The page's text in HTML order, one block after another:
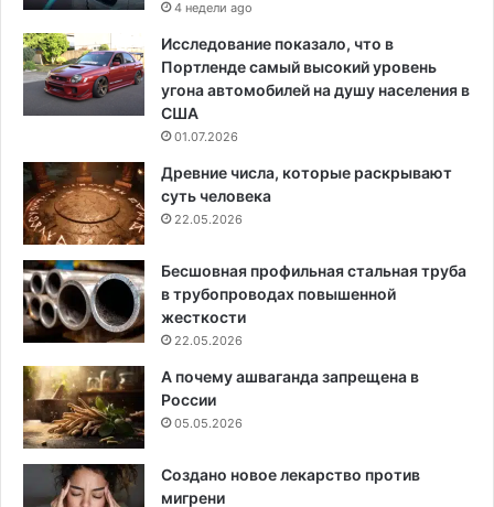
4 недели ago
Исследование показало, что в
Портленде самый высокий уровень
угона автомобилей на душу населения в
США
01.07.2026
Древние числа, которые раскрывают
суть человека
22.05.2026
Бесшовная профильная стальная труба
в трубопроводах повышенной
жесткости
22.05.2026
А почему ашваганда запрещена в
России
05.05.2026
Создано новое лекарство против
мигрени